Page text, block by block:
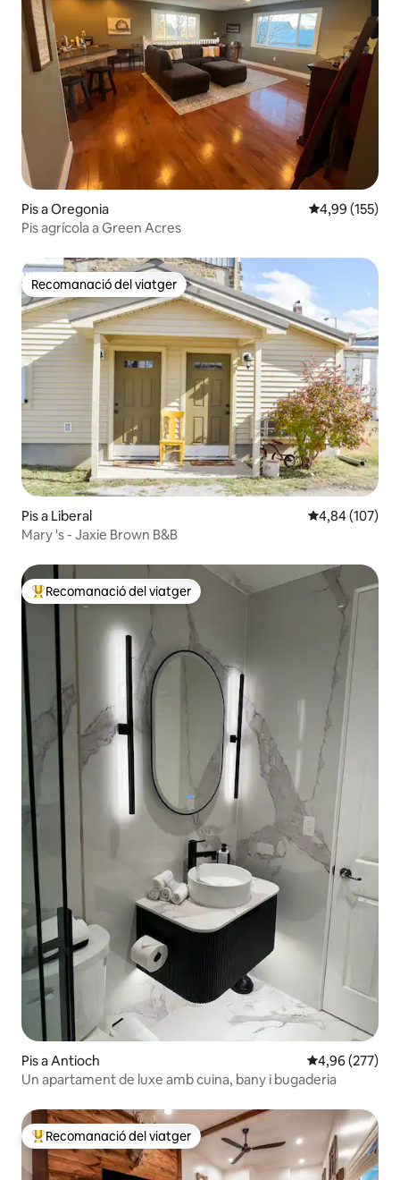
Pis a Oregonia 4,99 de
4,99 (155)
Pis agrícola a Green Acres
Recomanació del viatger
Recomanació del viatger
Pis a Liberal 4,84 de
4,84 (107)
Mary 's - Jaxie Brown B&B
Principals recomanacions dels viatgers
Recomanació del viatger
Pis a Antioch 4,96 de
4,96 (277)
Un apartament de luxe amb cuina, bany i bugaderia
Principals recomanacions dels viatgers
Recomanació del viatger